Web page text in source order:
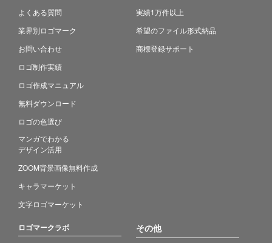
よくある質問
業界別ロゴマーク
お問い合わせ
ロゴ制作実績
ロゴ作成マニュアル
無料ダウンロード
ロゴの色選び
マンガでわかる
デザイン活用
ZOOM背景画像無料作成
キャラマーケット
文字ロゴマーケット
実績1万件以上
希望のファイル形式納品
商標登録サポート
ロゴマークラボ その他